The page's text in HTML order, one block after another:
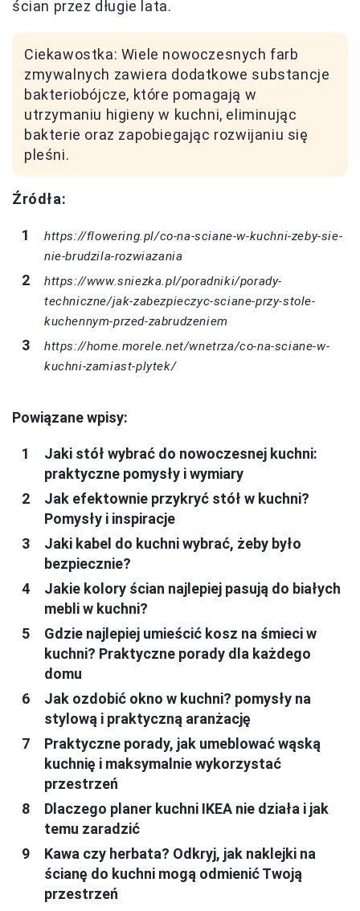
ścian przez długie lata.
Ciekawostka: Wiele nowoczesnych farb
zmywalnych zawiera dodatkowe substancje
bakteriobójcze, które pomagają w
utrzymaniu higieny w kuchni, eliminując
bakterie oraz zapobiegając rozwijaniu się
pleśni.
Źródła:
https://flowering.pl/co-na-sciane-w-kuchni-zeby-sie-
nie-brudzila-rozwiazania
https://www.sniezka.pl/poradniki/porady-
techniczne/jak-zabezpieczyc-sciane-przy-stole-
kuchennym-przed-zabrudzeniem
https://home.morele.net/wnetrza/co-na-sciane-w-
kuchni-zamiast-plytek/
Powiązane wpisy:
Jaki stół wybrać do nowoczesnej kuchni:
praktyczne pomysły i wymiary
Jak efektownie przykryć stół w kuchni?
Pomysły i inspiracje
Jaki kabel do kuchni wybrać, żeby było
bezpiecznie?
Jakie kolory ścian najlepiej pasują do białych
mebli w kuchni?
Gdzie najlepiej umieścić kosz na śmieci w
kuchni? Praktyczne porady dla każdego
domu
Jak ozdobić okno w kuchni? pomysły na
stylową i praktyczną aranżację
Praktyczne porady, jak umeblować wąską
kuchnię i maksymalnie wykorzystać
przestrzeń
Dlaczego planer kuchni IKEA nie działa i jak
temu zaradzić
Kawa czy herbata? Odkryj, jak naklejki na
ścianę do kuchni mogą odmienić Twoją
przestrzeń